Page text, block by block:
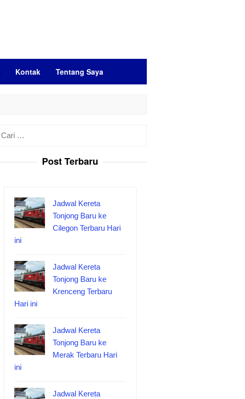
Kontak Tentang Saya
Post Terbaru
Jadwal Kereta
Tonjong Baru ke
Cilegon Terbaru Hari
ini
Jadwal Kereta
Tonjong Baru ke
Krenceng Terbaru
Hari ini
Jadwal Kereta
Tonjong Baru ke
Merak Terbaru Hari
ini
Jadwal Kereta